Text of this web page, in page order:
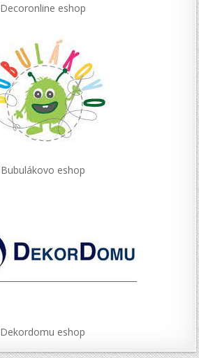
Decoronline eshop
Bubulákovo eshop
Dekordomu eshop